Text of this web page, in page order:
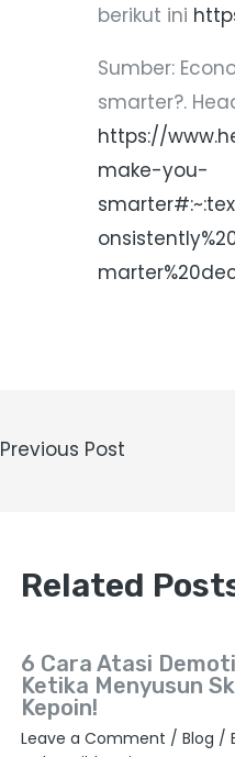
berikut ini
Sumber:
smarter?.
https://
make-you-
Previous Post
Related
6 Cara Atasi
Ketika Menyusun
Kepoin!
Leave a Comment / Blog /